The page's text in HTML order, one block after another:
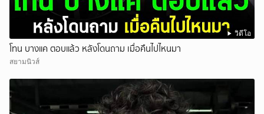
วิดีโอ
โทน บางแค ตอบแล้ว หลังโดนถาม เมื่อคืนไปไหนมา
สยามนิวส์